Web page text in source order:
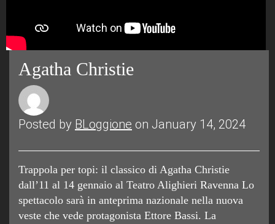
Agatha Christie
Posted by BLoggione on January 14, 2024
Trappola per topi: il classico di Agatha Christie
dall’11 al 14 gennaio al Teatro Alighieri Ravenna Lo
spettacolo sarà in anteprima nazionale nella nuova
veste che vede protagonista Ettore Bassi. La